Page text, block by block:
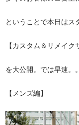
ということで本日はス
【カスタム＆リメイク
を大公開。では早速。。
【メンズ編】